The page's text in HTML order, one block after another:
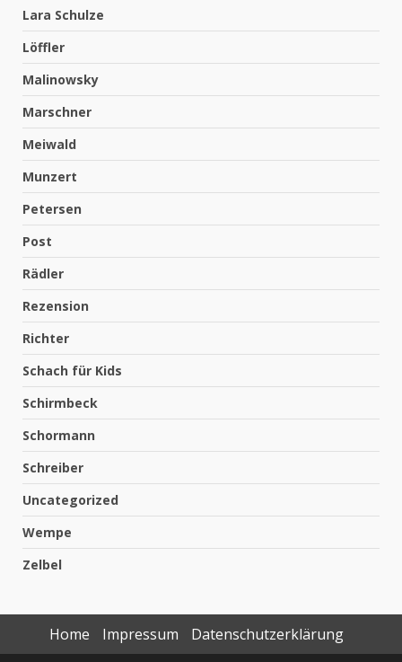
Lara Schulze
Löffler
Malinowsky
Marschner
Meiwald
Munzert
Petersen
Post
Rädler
Rezension
Richter
Schach für Kids
Schirmbeck
Schormann
Schreiber
Uncategorized
Wempe
Zelbel
Home Impressum
Datenschutzerklärung